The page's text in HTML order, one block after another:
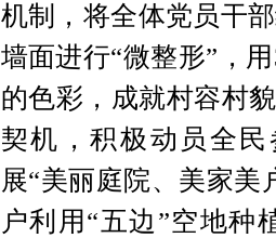
机制，将全体党员干
墙面进行“微整形”，
的色彩，成就村容村
契机，积极动员全
展“美丽庭院、美家美
户利用“五边”空地种